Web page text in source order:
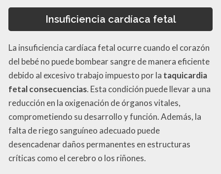
Insuficiencia cardíaca fetal
La insuficiencia cardíaca fetal ocurre cuando el corazón
del bebé no puede bombear sangre de manera eficiente
debido al excesivo trabajo impuesto por la taquicardia
fetal consecuencias. Esta condición puede llevar a una
reducción en la oxigenación de órganos vitales,
comprometiendo su desarrollo y función. Además, la
falta de riego sanguíneo adecuado puede
desencadenar daños permanentes en estructuras
críticas como el cerebro o los riñones.